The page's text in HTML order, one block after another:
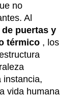
no
Al
de puertas y
térmico , los
instancia,
vida humana